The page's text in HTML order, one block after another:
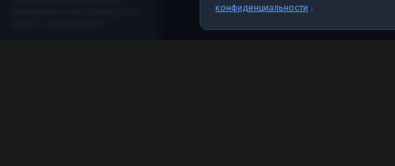
конфиденциальности .